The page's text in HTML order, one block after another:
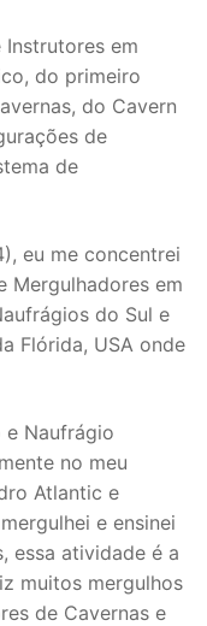
Instrutores em
do primeiro
do Cavern
de
de
eu me concentrei
Mergulhadores em
do Sul e
Flórida, USA onde
e Naufrágio
no meu
Atlantic e
e ensinei
essa atividade é a
muitos mergulhos
de Cavernas e